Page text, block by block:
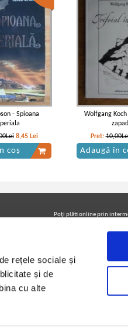
rețele sociale și
și de
cu alte
- Spioana
8,45 Lei
coș
Wolfgang
Pret:
Adaugă în
Poţi plăti online prin
Urmăreşte-ne pe facebook